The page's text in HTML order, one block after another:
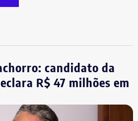
candidato da
R$ 47 milhões em